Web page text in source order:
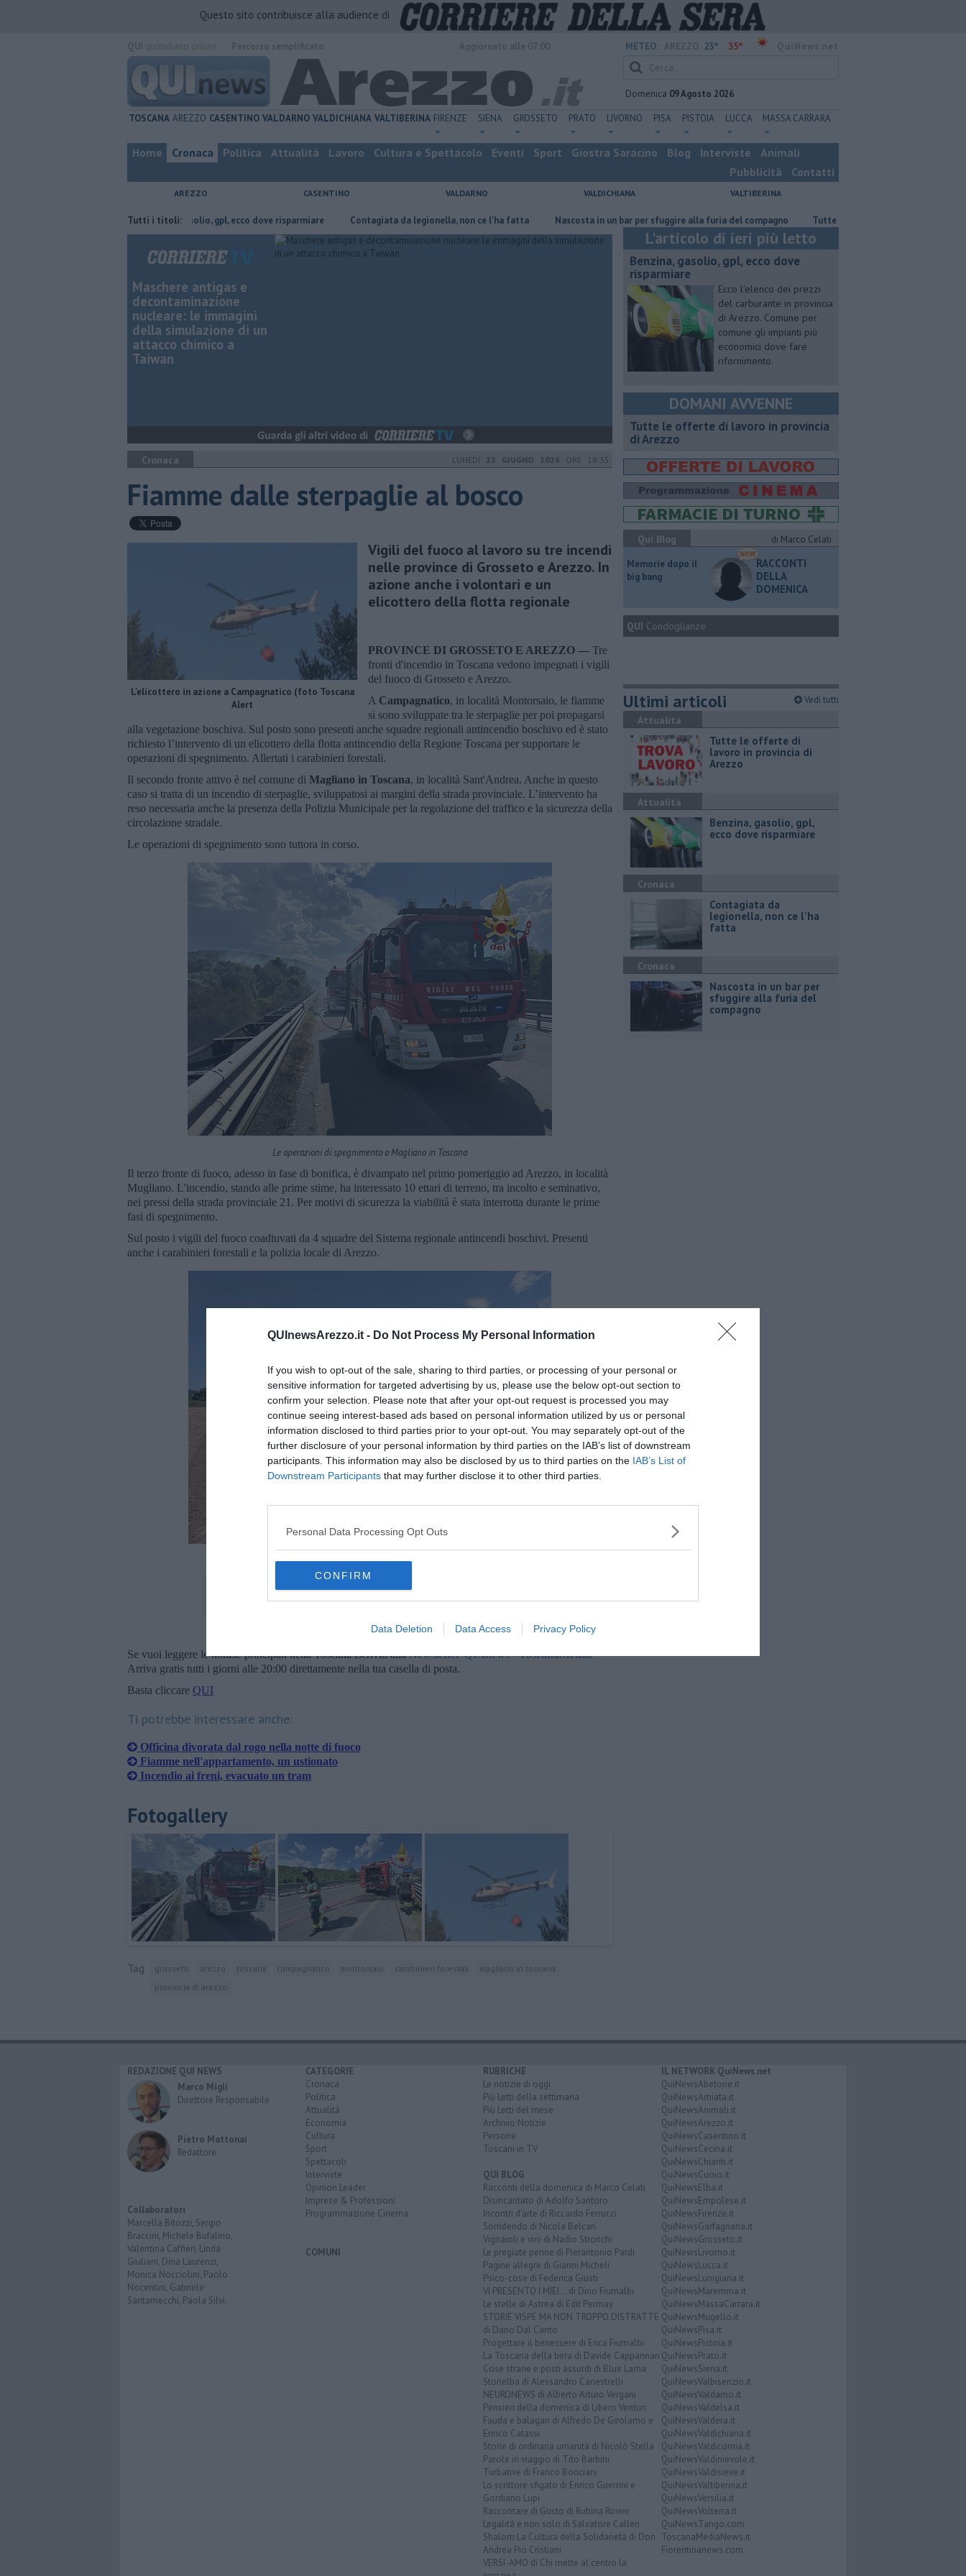
QUInewsArezzo.it - Do Not Process My Personal Information
If you wish to opt-out of the sale, sharing to third parties, or processing of your personal or
sensitive information for targeted advertising by us, please use the below opt-out section to
confirm your selection. Please note that after your opt-out request is processed you may
continue seeing interest-based ads based on personal information utilized by us or personal
information disclosed to third parties prior to your opt-out. You may separately opt-out of the
further disclosure of your personal information by third parties on the IAB’s list of downstream
participants. This information may also be disclosed by us to third parties on the IAB’s List of
Downstream Participants that may further disclose it to other third parties.
Personal Data Processing Opt Outs
CONFIRM
Data Deletion Data Access Privacy Policy
Questo sito contribuisce alla audience di
METEO: 23° 35°
Domenica 09 Agosto 2026
TOSCANA AREZZO CASENTINO VALDARNO VALDICHIANA VALTIBERINA FIRENZE SIENA GROSSETO PRATO LIVORNO PISA PISTOIA LUCCA MASSA CARRARA
Home Cronaca Politica Attualità Lavoro Cultura e Spettacolo Eventi Sport Giostra Saracino Blog Interviste
Animali
Pubblicità
Contatti
AREZZO CASENTINO VALDARNO VALDICHIANA VALTIBERINA
Tutti i titoli:
​Benzina, gasolio, gpl, ecco dove risparmiare Contagiata da legionella, non ce l'ha fatta Nascosta in un bar per sfuggire alla furia del compagno ​Tutte le offerte di lavoro in provincia di Arezzo
Maschere antigas e
decontaminazione
nucleare: le immagini
della simulazione di un
attacco chimico a
Taiwan
Cronaca LUNEDÌ 22 GIUGNO 2026 ORE 18:35
Fiamme dalle sterpaglie al bosco
L'elicottero in azione a Campagnatico (foto Toscana
Alert
Vigili del fuoco al lavoro su tre incendi
nelle province di Grosseto e Arezzo. In
azione anche i volontari e un
elicottero della flotta regionale
PROVINCE DI GROSSETO E AREZZO — Tre
fronti d'incendio in Toscana vedono impegnati i vigili
del fuoco di Grosseto e Arezzo.
A Campagnatico, in località Montorsaio, le fiamme
si sono sviluppate tra le sterpaglie per poi propagarsi
alla vegetazione boschiva. Sul posto sono presenti anche squadre regionali antincendio boschivo ed è stato
richiesto l’intervento di un elicottero della flotta antincendio della Regione Toscana per supportare le
operazioni di spegnimento. Allertati i carabinieri forestali.
Il secondo fronte attivo è nel comune di Magliano in Toscana, in località Sant'Andrea. Anche in questo
caso si tratta di un incendio di sterpaglie, sviluppatosi ai margini della strada provinciale. L’intervento ha
reso necessaria anche la presenza della Polizia Municipale per la regolazione del traffico e la sicurezza della
circolazione stradale.
Le operazioni di spegnimento sono tuttora in corso.
Le operazioni di spegnimento a Magliano in Toscana
Il terzo fronte di fuoco, adesso in fase di bonifica, è divampato nel primo pomeriggio ad Arezzo, in località
Mugliano. L'incendio, stando alle prime stime, ha interessato 10 ettari di terreno, tra incolto e seminativo,
nei pressi della strada provinciale 21. Per motivi di sicurezza la viabilità è stata interrotta durante le prime
fasi di spegnimento.
Sul posto i vigili del fuoco coadiuvati da 4 squadre del Sistema regionale antincendi boschivi. Presenti
anche i carabinieri forestali e la polizia locale di Arezzo.
Le operazioni di spegnimento ad Arezzo
Se vuoi leggere le notizie principali della Toscana iscriviti allaNewsletter QUInews - ToscanaMedia.
Arriva gratis tutti i giorni alle 20:00 direttamente nella tua casella di posta.
Basta cliccare QUI
Ti potrebbe interessare anche:
Officina divorata dal rogo nella notte di fuoco
Fiamme nell'appartamento, un ustionato
Incendio ai freni, evacuato un tram
Fotogallery
Tag grosseto arezzo toscana campagnatico montorsaio carabinieri forestali
magliano in toscana
provincia di arezzo
L'articolo di ieri più letto
​Benzina, gasolio, gpl, ecco dove
risparmiare
Ecco l'elenco dei prezzi
del carburante in provincia
di Arezzo. Comune per
comune gli impianti più
economici dove fare
rifornimento.
DOMANI AVVENNE
​Tutte le offerte di lavoro in provincia
di Arezzo
Qui Blog
di Marco Celati
Memorie dopo il
big bang
RACCONTI
DELLA
DOMENICA
QUI Condoglianze
Ultimi articoli Vedi tutti
Attualità
​Tutte le offerte di
lavoro in provincia di
Arezzo
Attualità
​Benzina, gasolio, gpl,
ecco dove risparmiare
Cronaca
Contagiata da
legionella, non ce l'ha
fatta
Cronaca
Nascosta in un bar per
sfuggire alla furia del
compagno
REDAZIONE QUI NEWS
Marco Migli
Direttore Responsabile
Pietro Mattonai
Redattore
Collaboratori
Marcella Bitozzi, Sergio
Braccini, Michele Bufalino,
Valentina Caffieri, Linda
Giuliani, Dina Laurenzi,
Monica Nocciolini, Paolo
Nocentini, Gabriele
Santarnecchi, Paola Silvi.
CATEGORIE
Cronaca
Politica
Attualità
Economia
Cultura
Sport
Spettacoli
Interviste
Opinion Leader
Imprese & Professioni
Programmazione Cinema
COMUNI
RUBRICHE
Le notizie di oggi
Più Letti della settimana
Più Letti del mese
Archivio Notizie
Persone
Toscani in TV
QUI BLOG
Racconti della domenica di Marco Celati
Disincantato di Adolfo Santoro
Incontri d'arte di Riccardo Ferrucci
Sorridendo di Nicola Belcari
Vignaioli e vini di Nadio Stronchi
Le pregiate penne di Pierantonio Pardi
Pagine allegre di Gianni Micheli
Psico-cose di Federica Giusti
VI PRESENTO I MIEI... di Dino Fiumalbi
Le stelle di Astrea di Edit Permay
STORIE VISPE MA NON TROPPO DISTRATTE
di Dario Dal Canto
Progettare il benessere di Erica Fiumalbi
La Toscana della birra di Davide Cappannari
Cose strane e posti assurdi di Blue Lama
Storielba di Alessandro Canestrelli
NEURONEWS di Alberto Arturo Vergani
Pensieri della domenica di Libero Venturi
Fauda e balagan di Alfredo De Girolamo e
Enrico Catassi
Storie di ordinaria umanità di Nicolò Stella
Parole in viaggio di Tito Barbini
Turbative di Franco Bonciani
Lo scrittore sfigato di Enrico Guerrini e
Gordiano Lupi
Raccontare di Gusto di Rubina Rovini
Legalità e non solo di Salvatore Calleri
Shalom La Cultura della Solidarietà di Don
Andrea Pio Cristiani
VERSI-AMO di Chi mette al centro la
IL NETWORK QuiNews.net
QuiNewsAbetone.it
QuiNewsAmiata.it
QuiNewsAnimali.it
QuiNewsArezzo.it
QuiNewsCasentino.it
QuiNewsCecina.it
QuiNewsChianti.it
QuiNewsCuoio.it
QuiNewsElba.it
QuiNewsEmpolese.it
QuiNewsFirenze.it
QuiNewsGarfagnana.it
QuiNewsGrosseto.it
QuiNewsLivorno.it
QuiNewsLucca.it
QuiNewsLunigiana.it
QuiNewsMaremma.it
QuiNewsMassaCarrara.it
QuiNewsMugello.it
QuiNewsPisa.it
QuiNewsPistoia.it
QuiNewsPrato.it
QuiNewsSiena.it
QuiNewsValbisenzio.it
QuiNewsValdarno.it
QuiNewsValdelsa.it
QuiNewsValdera.it
QuiNewsValdichiana.it
QuiNewsValdicornia.it
QuiNewsValdinievole.it
QuiNewsValdisieve.it
QuiNewsValtiberina.it
QuiNewsVersilia.it
QuiNewsVolterra.it
QuiNewsTango.com
ToscanaMediaNews.it
Fiorentinanews.com